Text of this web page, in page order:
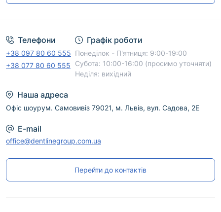
товару.
уточнити наявність, підібрати відповідний
варіант і оформити доставку по Україні. Для
безпечного професійного використання
дотримуйтеся інструкції виробника.
Телефони
+38 097 80 60 555
+38 077 80 60 555
Графік роботи
Понеділок - П'ятниця: 9:00-19:00
Субота: 10:00-16:00 (просимо уточняти)
Неділя: вихідний
Наша адреса
Офіс шоурум. Самовивіз 79021, м. Львів, вул. Садова, 2Е
E-mail
office@dentlinegroup.com.ua
Перейти до контактів